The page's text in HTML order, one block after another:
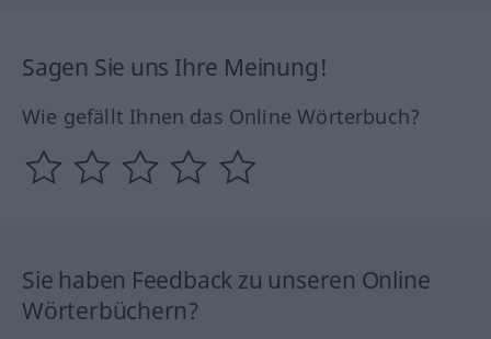
Sagen Sie uns Ihre Meinung!
Wie gefällt Ihnen das Online Wörterbuch?
Sie haben Feedback zu unseren Online
Wörterbüchern?